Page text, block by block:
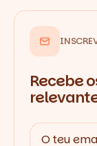
Recebe